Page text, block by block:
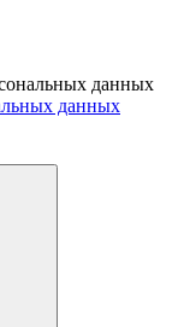
данных
данных